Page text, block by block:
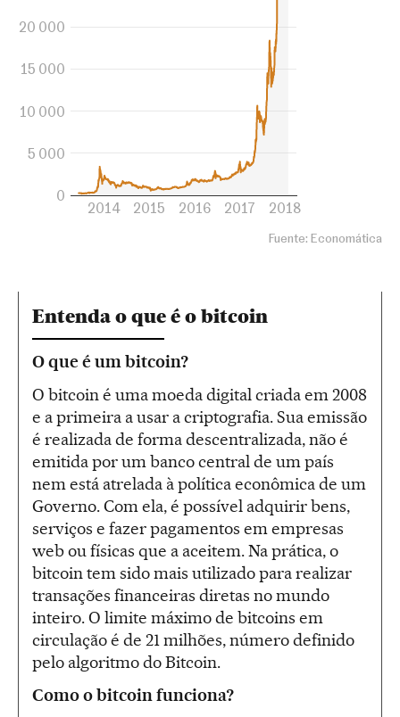
Entenda o que é o bitcoin
O que é um bitcoin?
O bitcoin é uma moeda digital criada em 2008
e a primeira a usar a criptografia. Sua emissão
é realizada de forma descentralizada, não é
emitida por um banco central de um país
nem está atrelada à política econômica de um
Governo. Com ela, é possível adquirir bens,
serviços e fazer pagamentos em empresas
web ou físicas que a aceitem. Na prática, o
bitcoin tem sido mais utilizado para realizar
transações financeiras diretas no mundo
inteiro. O limite máximo de bitcoins em
circulação é de 21 milhões, número definido
pelo algoritmo do Bitcoin.
Como o bitcoin funciona?